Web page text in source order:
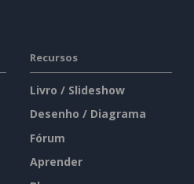
Recursos
Livro / Slideshow
Desenho / Diagrama
Fórum
Aprender